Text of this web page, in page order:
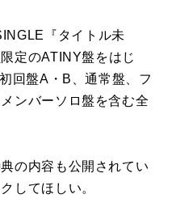
『タイトル未
定のATINY盤をはじ
回盤A・B、通常盤、フ
ンバーソロ盤を含む全
の内容も公開されてい
してほしい。